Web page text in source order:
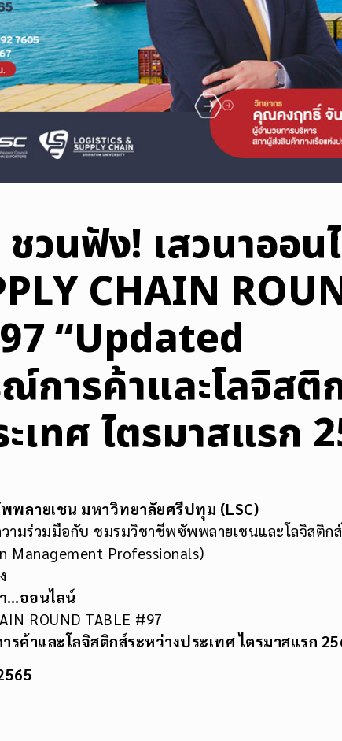
ชวนฟัง! เสวนาออน
CHAIN
“Updated
การค้าและโลจิสติ
ะเทศ ไตรมาสแรก
พลายเชน มหาวิทยาลัยศรีปทุม (LSC)
ามร่วมมือกับ ชมรมวิชาชีพซัพพลายเชนและโลจิสติกส์
Management Professionals)
…ออนไลน์
ROUND TABLE #97
รค้าและโลจิสติกส์ระหว่างประเทศ ไตรมาสแรก